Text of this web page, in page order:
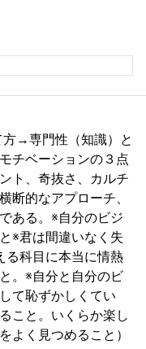
方→専門性（知識）と
チベーションの３点
ト、奇抜さ、カルチ
断的なアプローチ、
ある。※自分のビジ
※君は間違いなく失
る科目に本当に情熱
。※自分と自分のビ
て恥ずかしくてい
こと。いくらか楽し
よく見つめること）